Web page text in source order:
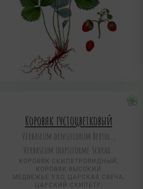
Коровяк густоцветковый
Verbascum densiflorum Bertol.,
Verbascum thapsiforme Schrad.
КОРОВЯК СКИПЕТРОВИДНЫЙ,
КОРОВЯК ВЫСОКИЙ
МЕДВЕЖЬЕ УХО, ЦАРСКАЯ СВЕЧА,
ЦАРСКИЙ СКИПЕТР.